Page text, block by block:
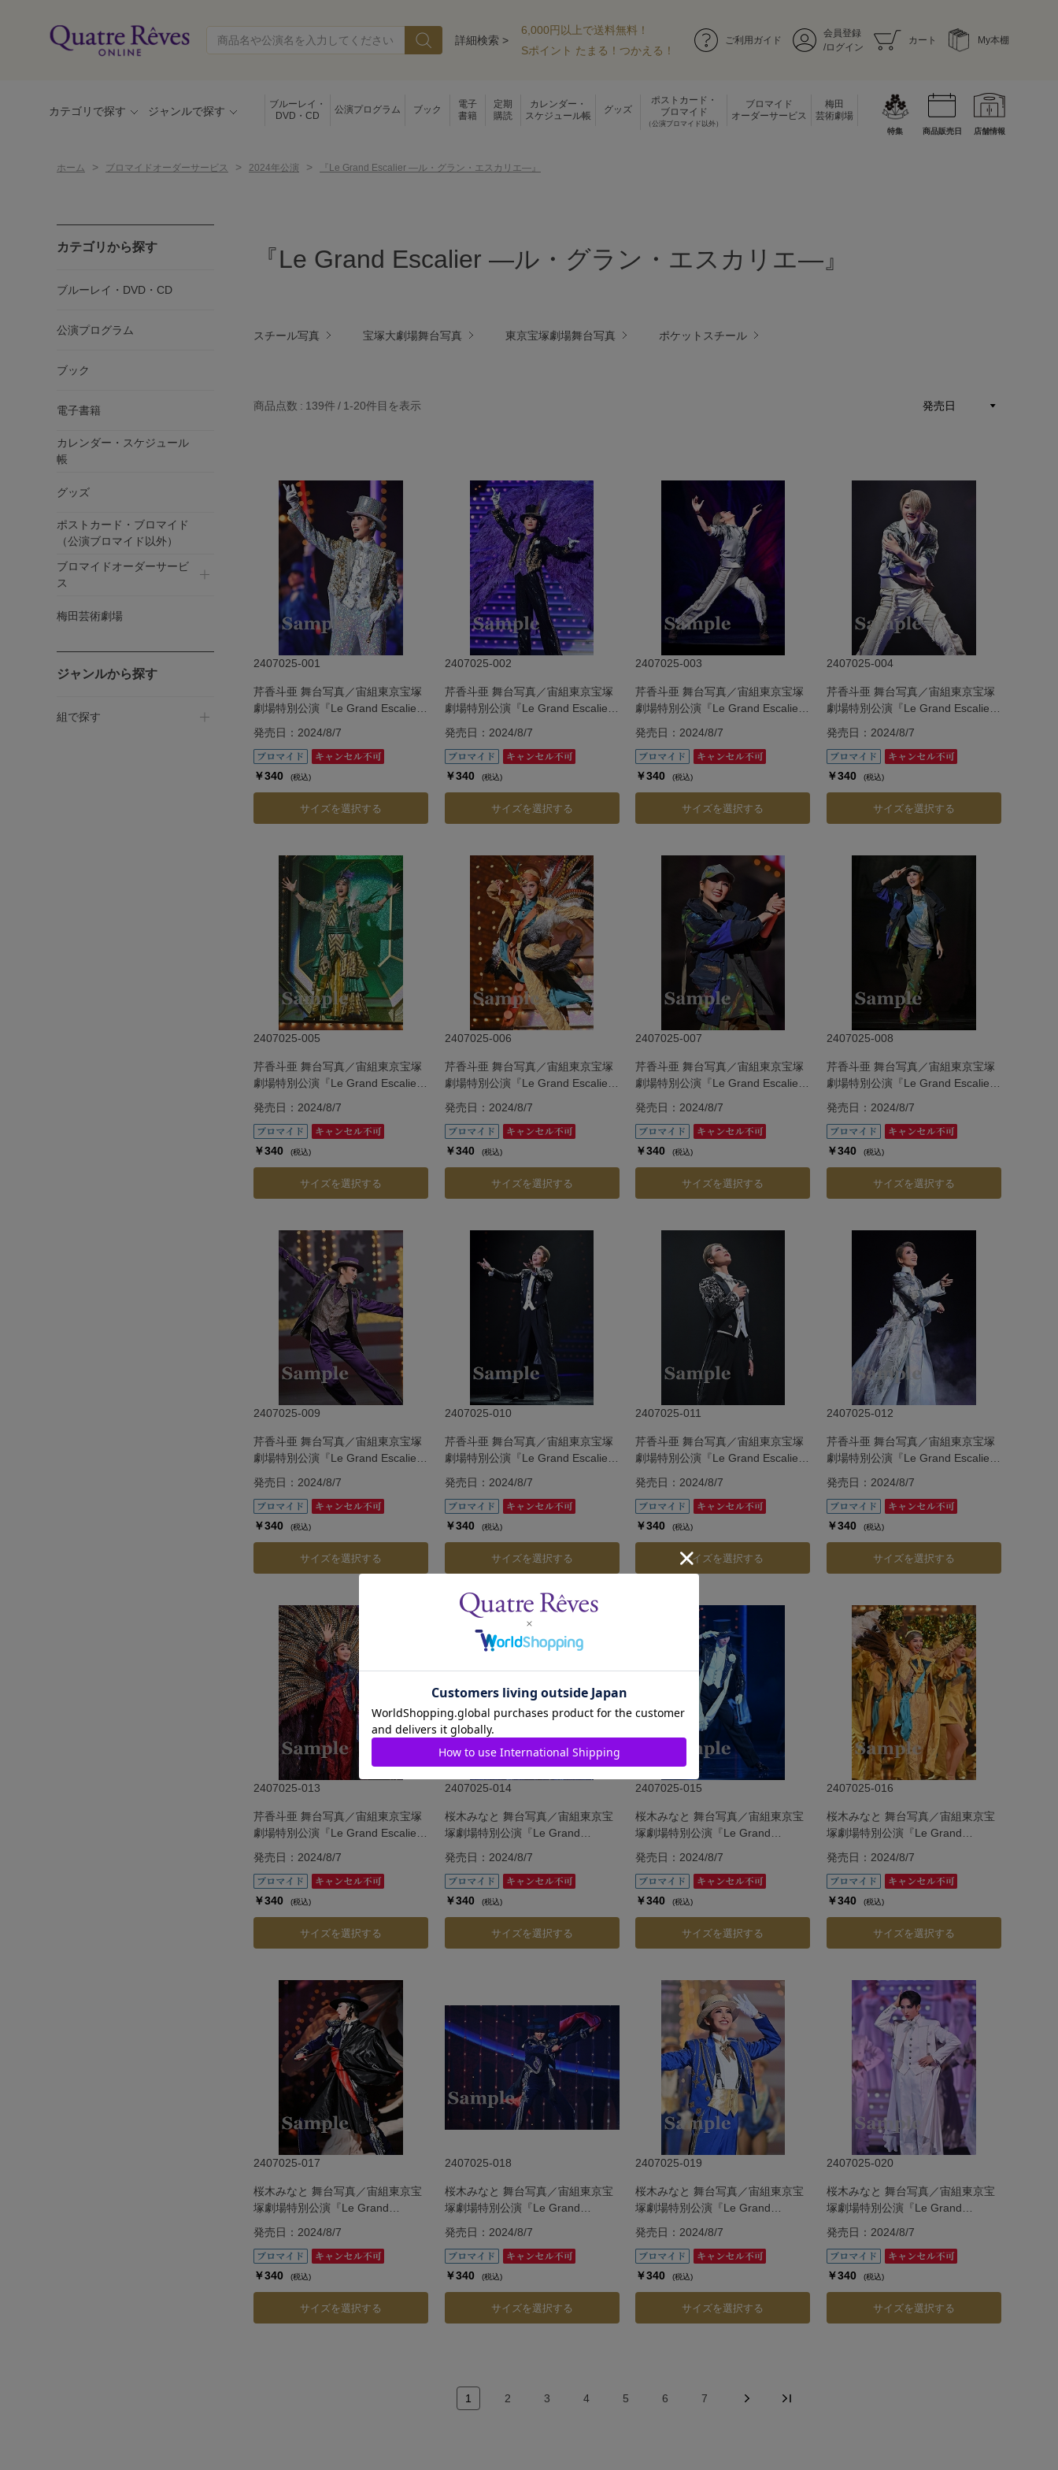
詳細検索 >
6,000円以上で送料無料！
Sポイント たまる！つかえる！
ご利用ガイド
会員登録
/ログイン
カート My本棚
カテゴリで探す ジャンルで探す
ブルーレイ・
DVD・CD
公演プログラム ブック
電子
書籍
定期
購読
カレンダー・
スケジュール帳
グッズ
ポストカード・
ブロマイド
（公演ブロマイド以外）
ブロマイド
オーダーサービス
梅田
芸術劇場
特集 商品販売日 店舗情報
ホーム > ブロマイドオーダーサービス > 2024年公演 > 『Le Grand Escalier ―ル・グラン・エスカリエ―』
カテゴリから探す
ブルーレイ・DVD・CD
公演プログラム
ブック
電子書籍
カレンダー・スケジュール
帳
グッズ
ポストカード・ブロマイド
（公演ブロマイド以外）
ブロマイドオーダーサービ
ス
梅田芸術劇場
ジャンルから探す
組で探す
『Le Grand Escalier ―ル・グラン・エスカリエ―』
スチール写真 宝塚大劇場舞台写真 東京宝塚劇場舞台写真 ポケットスチール
商品点数 139件 1-20件目を表示
2407025-001
芹香斗亜 舞台写真／宙組東京宝塚
劇場特別公演『Le Grand Escalier
―ル・グラン・エスカリエ―』
発売日：2024/8/7
￥340 (税込)
サイズを選択する
2407025-002
芹香斗亜 舞台写真／宙組東京宝塚
劇場特別公演『Le Grand Escalier
―ル・グラン・エスカリエ―』
発売日：2024/8/7
￥340 (税込)
サイズを選択する
2407025-003
芹香斗亜 舞台写真／宙組東京宝塚
劇場特別公演『Le Grand Escalier
―ル・グラン・エスカリエ―』
発売日：2024/8/7
￥340 (税込)
サイズを選択する
2407025-004
芹香斗亜 舞台写真／宙組東京宝塚
劇場特別公演『Le Grand Escalier
―ル・グラン・エスカリエ―』
発売日：2024/8/7
￥340 (税込)
サイズを選択する
2407025-005
芹香斗亜 舞台写真／宙組東京宝塚
劇場特別公演『Le Grand Escalier
―ル・グラン・エスカリエ―』
発売日：2024/8/7
￥340 (税込)
サイズを選択する
2407025-006
芹香斗亜 舞台写真／宙組東京宝塚
劇場特別公演『Le Grand Escalier
―ル・グラン・エスカリエ―』
発売日：2024/8/7
￥340 (税込)
サイズを選択する
2407025-007
芹香斗亜 舞台写真／宙組東京宝塚
劇場特別公演『Le Grand Escalier
―ル・グラン・エスカリエ―』
発売日：2024/8/7
￥340 (税込)
サイズを選択する
2407025-008
芹香斗亜 舞台写真／宙組東京宝塚
劇場特別公演『Le Grand Escalier
―ル・グラン・エスカリエ―』
発売日：2024/8/7
￥340 (税込)
サイズを選択する
2407025-009
芹香斗亜 舞台写真／宙組東京宝塚
劇場特別公演『Le Grand Escalier
―ル・グラン・エスカリエ―』
発売日：2024/8/7
￥340 (税込)
サイズを選択する
2407025-010
芹香斗亜 舞台写真／宙組東京宝塚
劇場特別公演『Le Grand Escalier
―ル・グラン・エスカリエ―』
発売日：2024/8/7
￥340 (税込)
サイズを選択する
2407025-011
芹香斗亜 舞台写真／宙組東京宝塚
劇場特別公演『Le Grand Escalier
―ル・グラン・エスカリエ―』
発売日：2024/8/7
￥340 (税込)
サイズを選択する
2407025-012
芹香斗亜 舞台写真／宙組東京宝塚
劇場特別公演『Le Grand Escalier
―ル・グラン・エスカリエ―』
発売日：2024/8/7
￥340 (税込)
サイズを選択する
2407025-013
芹香斗亜 舞台写真／宙組東京宝塚
劇場特別公演『Le Grand Escalier
―ル・グラン・エスカリエ―』
発売日：2024/8/7
￥340 (税込)
サイズを選択する
2407025-014
桜木みなと 舞台写真／宙組東京宝
塚劇場特別公演『Le Grand
Escalier ―ル・グラン・エスカリエ
―』
発売日：2024/8/7
￥340 (税込)
サイズを選択する
2407025-015
桜木みなと 舞台写真／宙組東京宝
塚劇場特別公演『Le Grand
Escalier ―ル・グラン・エスカリエ
―』
発売日：2024/8/7
￥340 (税込)
サイズを選択する
2407025-016
桜木みなと 舞台写真／宙組東京宝
塚劇場特別公演『Le Grand
Escalier ―ル・グラン・エスカリエ
―』
発売日：2024/8/7
￥340 (税込)
サイズを選択する
2407025-017
桜木みなと 舞台写真／宙組東京宝
塚劇場特別公演『Le Grand
Escalier ―ル・グラン・エスカリエ
―』
発売日：2024/8/7
￥340 (税込)
サイズを選択する
2407025-018
桜木みなと 舞台写真／宙組東京宝
塚劇場特別公演『Le Grand
Escalier ―ル・グラン・エスカリエ
―』
発売日：2024/8/7
￥340 (税込)
サイズを選択する
2407025-019
桜木みなと 舞台写真／宙組東京宝
塚劇場特別公演『Le Grand
Escalier ―ル・グラン・エスカリエ
―』
発売日：2024/8/7
￥340 (税込)
サイズを選択する
2407025-020
桜木みなと 舞台写真／宙組東京宝
塚劇場特別公演『Le Grand
Escalier ―ル・グラン・エスカリエ
―』
発売日：2024/8/7
￥340 (税込)
サイズを選択する
1 2 3 4 5 6 7